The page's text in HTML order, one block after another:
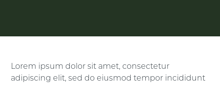
Lorem ipsum dolor sit amet, consectetur
adipiscing elit, sed do eiusmod tempor incididunt